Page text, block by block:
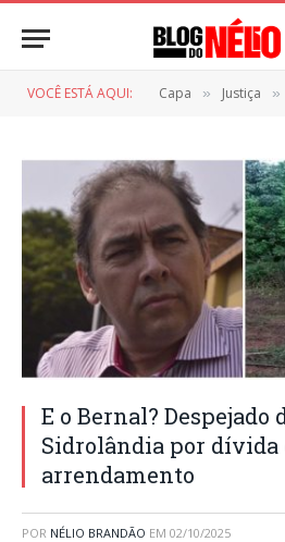
VOCÊ ESTÁ AQUI: Capa » Justiça »
E o Bernal? Despejado
Sidrolândia por dívida
arrendamento
POR NÉLIO BRANDÃO EM 02/10/2025